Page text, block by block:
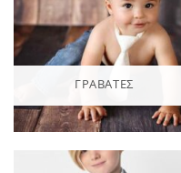
ΓΡΑΒΆΤΕΣ